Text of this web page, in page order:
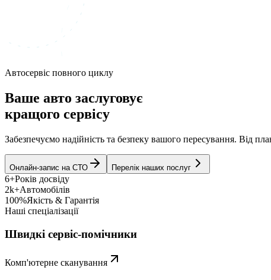
Автосервіс повного циклу
Ваше авто заслуговує
кращого сервісу
Забезпечуємо надійність та безпеку вашого пересування. Від
Онлайн-запис на СТО Перелік наших послуг
6+Років досвіду
2k+Автомобілів
100%Якість & Гарантія
Наші спеціалізації
Швидкі сервіс-помічники
Комп'ютерне сканування